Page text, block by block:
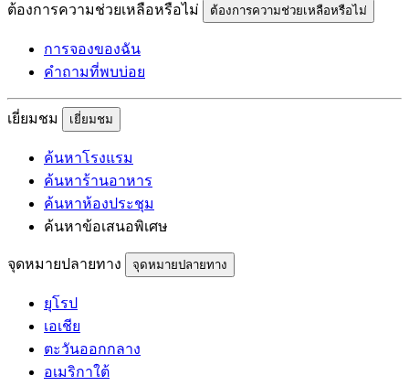
ต้องการความช่วยเหลือหรือไม่
ต้องการความช่วยเหลือหรือไม่
การจองของฉัน
คำถามที่พบบ่อย
เยี่ยมชม เยี่ยมชม
ค้นหาโรงแรม
ค้นหาร้านอาหาร
ค้นหาห้องประชุม
ค้นหาข้อเสนอพิเศษ
จุดหมายปลายทาง จุดหมายปลายทาง
ยุโรป
เอเชีย
ตะวันออกกลาง
อเมริกาใต้